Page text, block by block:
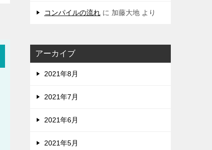
コンパイルの流れ に 加藤大地 より
アーカイブ
2021年8月
2021年7月
2021年6月
2021年5月